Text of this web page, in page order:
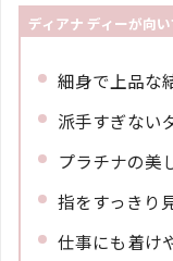
ディアナ ディーが向
細身で上品な
派手すぎない
プラチナの美
指をすっきり
仕事にも着け